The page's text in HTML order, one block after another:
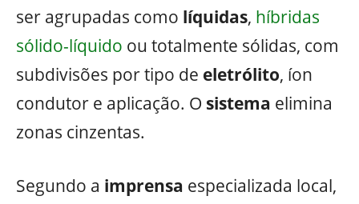
ser agrupadas como líquidas, híbridas
sólido-líquido ou totalmente sólidas, com
subdivisões por tipo de eletrólito, íon
condutor e aplicação. O sistema elimina
zonas cinzentas.
Segundo a imprensa especializada local,